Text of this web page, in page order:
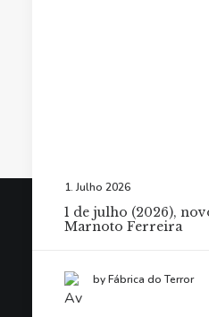
1. Julho 2026
1 de julho (2026),
Marnoto Ferreira
by Fábrica do Terror